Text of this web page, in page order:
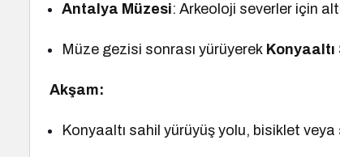
Antalya Müzesi: Arkeoloji severler için
Müze gezisi sonrası yürüyerek
Akşam:
Konyaaltı sahil yürüyüş yolu, bisiklet